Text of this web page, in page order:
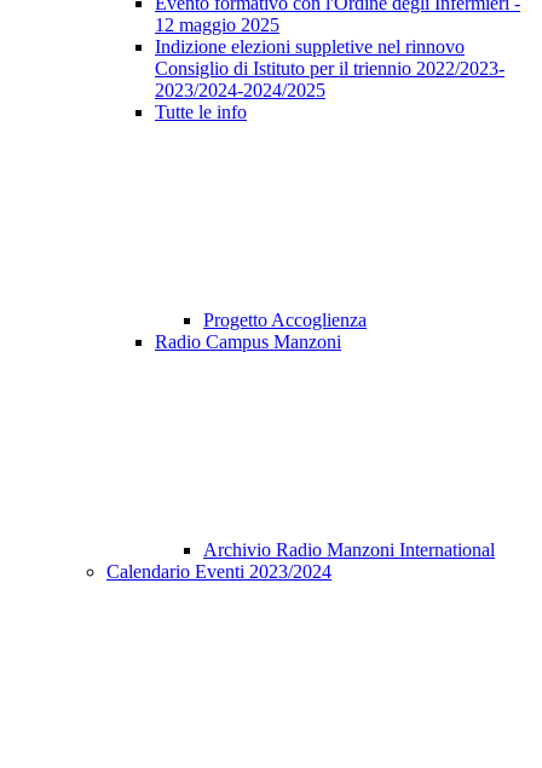
12 maggio 2025
Indizione elezioni suppletive nel rinnovo
Consiglio di Istituto per il triennio 2022/2023-
2023/2024-2024/2025
Tutte le info
Progetto Accoglienza
Radio Campus Manzoni
Archivio Radio Manzoni International
Calendario Eventi 2023/2024